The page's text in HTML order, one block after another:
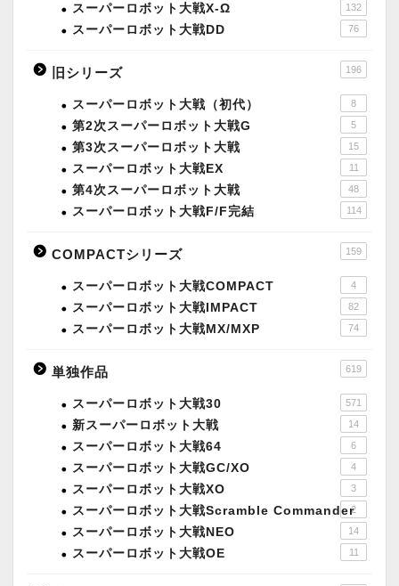
スーパーロボット大戦X-Ω 132
スーパーロボット大戦DD 76
旧シリーズ 196
スーパーロボット大戦（初代） 8
第2次スーパーロボット大戦G 5
第3次スーパーロボット大戦 15
スーパーロボット大戦EX 11
第4次スーパーロボット大戦 48
スーパーロボット大戦F/F完結 114
COMPACTシリーズ 159
スーパーロボット大戦COMPACT 4
スーパーロボット大戦IMPACT 82
スーパーロボット大戦MX/MXP 74
単独作品 619
スーパーロボット大戦30 571
新スーパーロボット大戦 14
スーパーロボット大戦64 6
スーパーロボット大戦GC/XO 4
スーパーロボット大戦XO 3
スーパーロボット大戦Scramble Commander2
スーパーロボット大戦NEO 14
スーパーロボット大戦OE 11